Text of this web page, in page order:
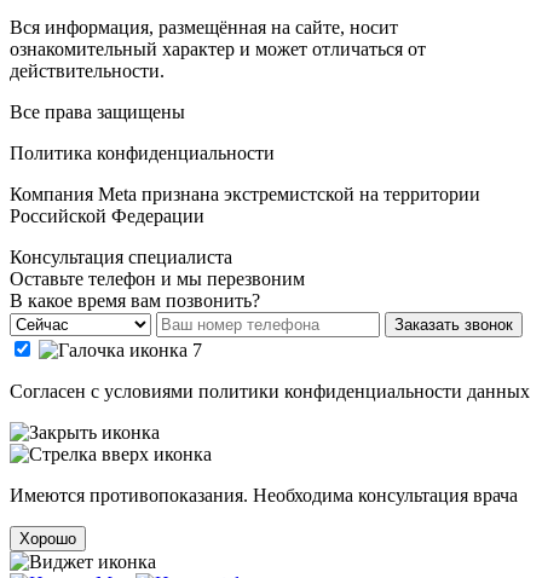
Вся информация, размещённая на сайте, носит
ознакомительный характер и может отличаться от
действительности.
Все права защищены
Политика конфиденциальности
Компания Meta признана экстремистской на территории
Российской Федерации
Консультация специалиста
Оставьте телефон и мы перезвоним
В какое время вам позвонить?
Заказать звонок
Cогласен с условиями политики конфиденциальности данных
Имеются противопоказания. Необходима консультация врача
Хорошо